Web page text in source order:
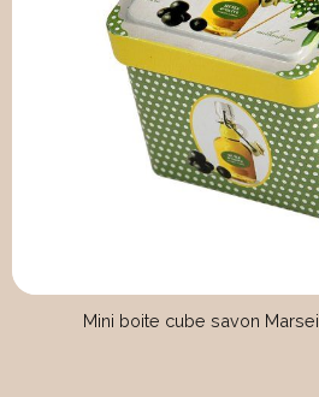
Mini boite cube savon